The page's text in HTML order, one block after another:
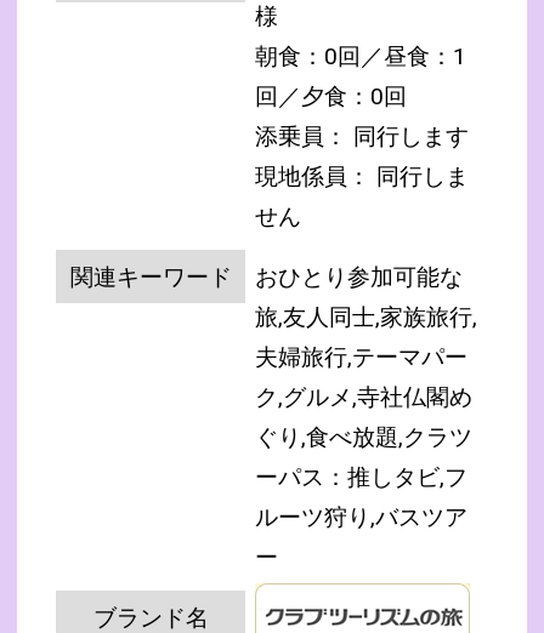
様
朝食：0回／昼食：1
回／夕食：0回
添乗員： 同行します
現地係員： 同行しま
せん
関連キーワード
おひとり参加可能な
旅,友人同士,家族旅行,
夫婦旅行,テーマパー
ク,グルメ,寺社仏閣め
ぐり,食べ放題,クラツ
ーパス：推しタビ,フ
ルーツ狩り,バスツア
ー
ブランド名